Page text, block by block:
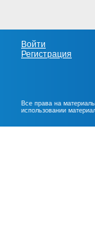
Войти
Регистрация
Все права на
использовании